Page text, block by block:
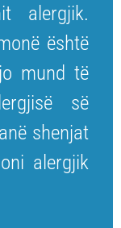
alergjik.
është
mund të
së
shenjat
alergjik